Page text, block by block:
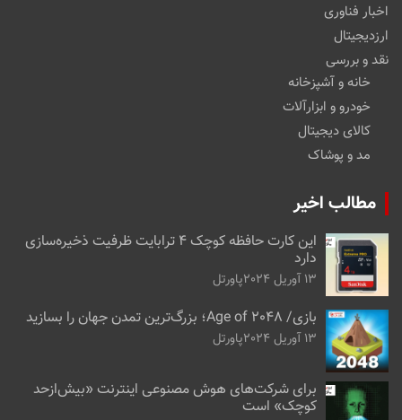
اخبار فناوری
ارزدیجیتال
نقد و بررسی
خانه و آشپزخانه
خودرو و ابزارآلات
کالای دیجیتال
مد و پوشاک
مطالب اخیر
این کارت حافظه کوچک ۴ ترابایت ظرفیت ذخیره‌سازی
دارد
13 آوریل 2024 پاورتل
بازی/ Age of 2048؛ بزرگ‌ترین تمدن جهان را بسازید
13 آوریل 2024 پاورتل
برای شرکت‌های هوش مصنوعی اینترنت «بیش‌از‌حد
کوچک» است